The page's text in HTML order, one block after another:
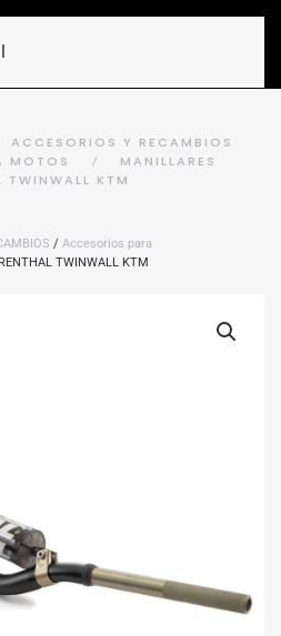
ACCESORIOS Y RECAMBIOS
MOTOS
MANILLARES
TWINWALL KTM
/ Accesorios para
TWINWALL KTM